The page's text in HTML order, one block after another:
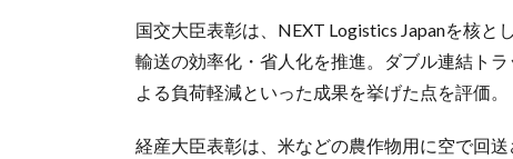
国交大臣表彰は、NEXT Logistics Japanを核
輸送の効率化・省人化を推進。ダブル連結ト
よる負荷軽減といった成果を挙げた点を評価。
経産大臣表彰は、米などの農作物用に空で回